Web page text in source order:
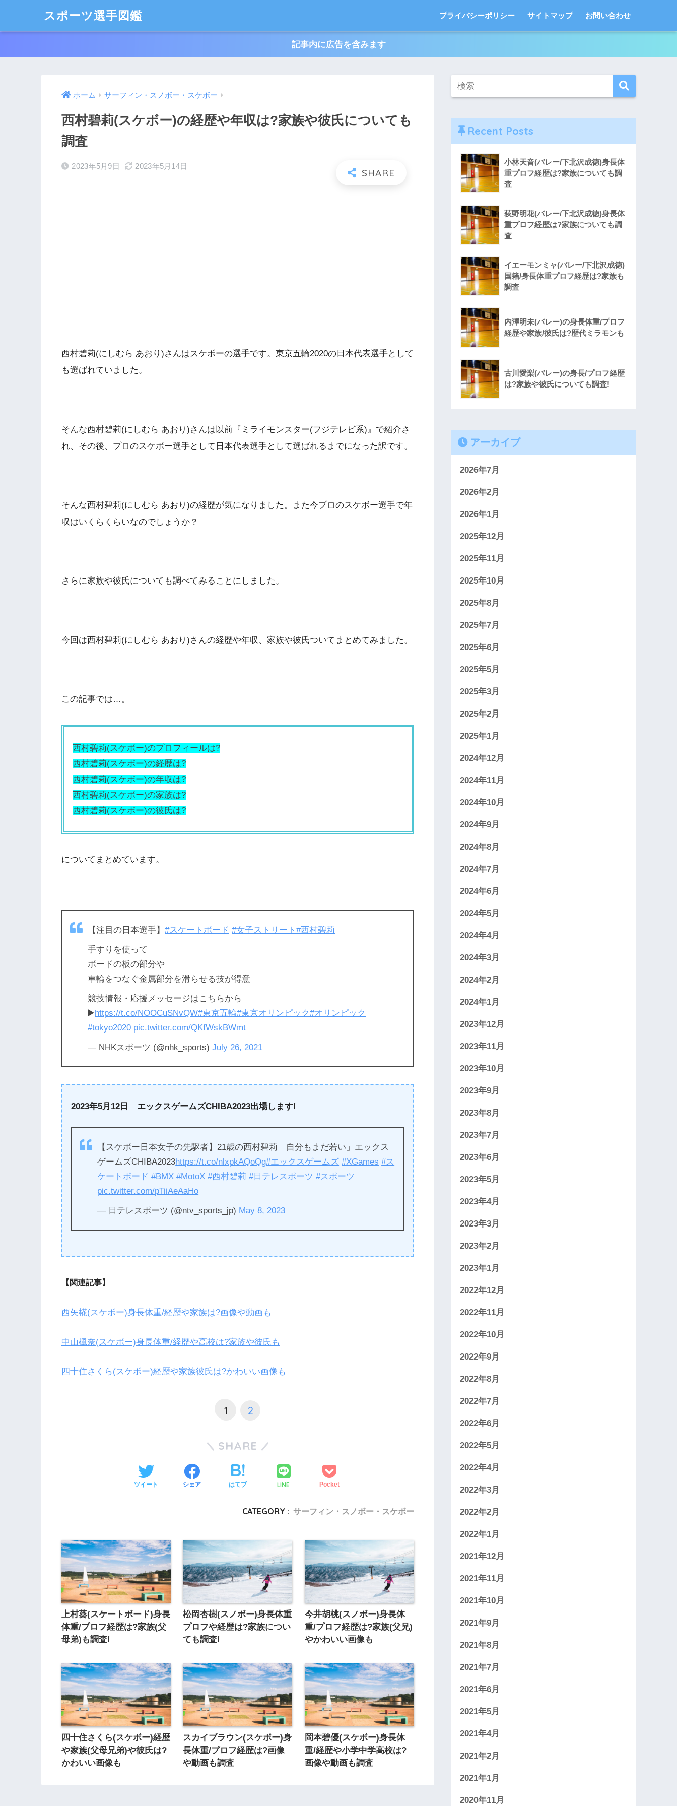
スポーツ選手図鑑 プライバシーポリシー サイトマップ お問い合わせ
記事内に広告を含みます
ホーム サーフィン・スノボー・スケボー
西村碧莉(スケボー)の経歴や年収は?家族や彼氏についても
調査
2023年5月9日 2023年5月14日
西村碧莉(にしむら あおり)さんはスケボーの選手です。東京五輪2020の日本代表選手として
も選ばれていました。
そんな西村碧莉(にしむら あおり)さんは以前『ミライモンスター(フジテレビ系)』で紹介さ
れ、その後、プロのスケボー選手として日本代表選手として選ばれるまでになった訳です。
そんな西村碧莉(にしむら あおり)の経歴が気になりました。また今プロのスケボー選手で年
収はいくらくらいなのでしょうか？
さらに家族や彼氏についても調べてみることにしました。
今回は西村碧莉(にしむら あおり)さんの経歴や年収、家族や彼氏ついてまとめてみました。
この記事では…。
西村碧莉(スケボー)のプロフィールは?
西村碧莉(スケボー)の経歴は?
西村碧莉(スケボー)の年収は?
西村碧莉(スケボー)の家族は?
西村碧莉(スケボー)の彼氏は?
についてまとめています。
【注目の日本選手】 #スケートボード #女子ストリート #西村碧莉
手すりを使って
ボードの板の部分や
車輪をつなぐ金属部分を滑らせる技が得意
競技情報・応援メッセージはこちらから
▶️https://t.co/NOOCuSNvQW#東京五輪#東京オリンピック#オリンピック
#tokyo2020 pic.twitter.com/QKfWskBWmt
— NHKスポーツ (@nhk_sports) July 26, 2021
2023年5月12日 エックスゲームズCHIBA2023出場します!
【スケボー日本女子の先駆者】21歳の西村碧莉「自分もまだ若い」エックス
ゲームズCHIBA2023https://t.co/nlxpkAQoQg#エックスゲームズ #XGames #ス
ケートボード #BMX #MotoX #西村碧莉 #日テレスポーツ #スポーツ
pic.twitter.com/pTiiAeAaHo
— 日テレスポーツ (@ntv_sports_jp) May 8, 2023
【関連記事】
西矢椛(スケボー)身長体重/経歴や家族は?画像や動画も
中山楓奈(スケボー)身長体重/経歴や高校は?家族や彼氏も
四十住さくら(スケボー)経歴や家族彼氏は?かわいい画像も
1 2
SHARE
ツイート シェア はてブ LINE Pocket
CATEGORY : サーフィン・スノボー・スケボー
上村葵(スケートボード)身長
体重/プロフ経歴は?家族(父
母弟)も調査!
松岡杏樹(スノボー)身長体重
プロフや経歴は?家族につい
ても調査!
今井胡桃(スノボー)身長体
重/プロフ経歴は?家族(父兄)
やかわいい画像も
四十住さくら(スケボー)経歴
や家族(父母兄弟)や彼氏は?
かわいい画像も
スカイブラウン(スケボー)身
長体重/プロフ経歴は?画像
や動画も調査
岡本碧優(スケボー)身長体
重/経歴や小学中学高校は?
画像や動画も調査
Recent Posts
小林天音(バレー/下北沢成徳)身長体
重プロフ経歴は?家族についても調
査
荻野明花(バレー/下北沢成徳)身長体
重プロフ経歴は?家族についても調
査
イエーモンミャ(バレー/下北沢成徳)
国籍/身長体重プロフ経歴は?家族も
調査
内澤明未(バレー)の身長体重/プロフ
経歴や家族/彼氏は?歴代ミラモンも
古川愛梨(バレー)の身長/プロフ経歴
は?家族や彼氏についても調査!
アーカイブ
2026年7月
2026年2月
2026年1月
2025年12月
2025年11月
2025年10月
2025年8月
2025年7月
2025年6月
2025年5月
2025年3月
2025年2月
2025年1月
2024年12月
2024年11月
2024年10月
2024年9月
2024年8月
2024年7月
2024年6月
2024年5月
2024年4月
2024年3月
2024年2月
2024年1月
2023年12月
2023年11月
2023年10月
2023年9月
2023年8月
2023年7月
2023年6月
2023年5月
2023年4月
2023年3月
2023年2月
2023年1月
2022年12月
2022年11月
2022年10月
2022年9月
2022年8月
2022年7月
2022年6月
2022年5月
2022年4月
2022年3月
2022年2月
2022年1月
2021年12月
2021年11月
2021年10月
2021年9月
2021年8月
2021年7月
2021年6月
2021年5月
2021年4月
2021年2月
2021年1月
2020年11月